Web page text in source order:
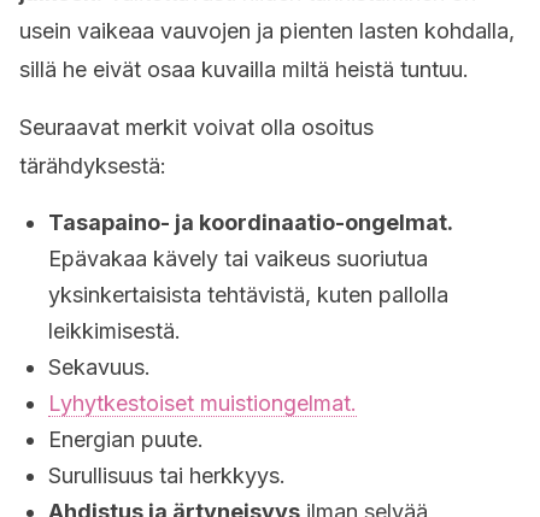
usein vaikeaa vauvojen ja pienten lasten kohdalla,
sillä he eivät osaa kuvailla miltä heistä tuntuu.
Seuraavat merkit voivat olla osoitus
tärähdyksestä:
Tasapaino- ja koordinaatio-ongelmat.
Epävakaa kävely tai vaikeus suoriutua
yksinkertaisista tehtävistä, kuten pallolla
leikkimisestä.
Sekavuus.
Lyhytkestoiset muistiongelmat.
Energian puute.
Surullisuus tai herkkyys.
Ahdistus ja ärtyneisyys ilman selvää